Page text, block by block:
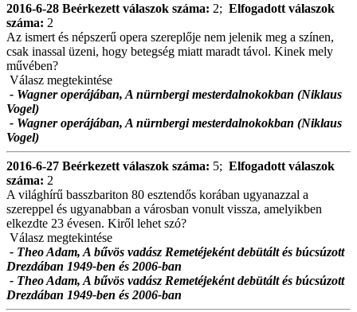
2016-6-28 Beérkezett válaszok száma: 2; Elfogadott válaszok
száma: 2
Az ismert és népszerű opera szereplője nem jelenik meg a színen,
csak inassal üzeni, hogy betegség miatt maradt távol. Kinek mely
művében?
Válasz megtekintése
- Wagner operájában, A nürnbergi mesterdalnokokban (Niklaus
Vogel)
- Wagner operájában, A nürnbergi mesterdalnokokban (Niklaus
Vogel)
2016-6-27 Beérkezett válaszok száma: 5; Elfogadott válaszok
száma: 2
A világhírű basszbariton 80 esztendős korában ugyanazzal a
szereppel és ugyanabban a városban vonult vissza, amelyikben
elkezdte 23 évesen. Kiről lehet szó?
Válasz megtekintése
- Theo Adam, A bűvös vadász Remetéjeként debütált és búcsúzott
Drezdában 1949-ben és 2006-ban
- Theo Adam, A bűvös vadász Remetéjeként debütált és búcsúzott
Drezdában 1949-ben és 2006-ban